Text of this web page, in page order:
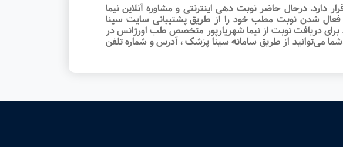
درحال حاضر نوبت‌ دهی اینترنتی و مشاوره آنلاین نیما
فعال شدن نوبت مطب خود را از طریق پشتیبانی سایت سینا
دریافت نوبت از نیما شهریارپور متخصص طب اورژانس در
می‌توانید از طریق سامانه سینا پزشک ، آدرس و شماره تلفن